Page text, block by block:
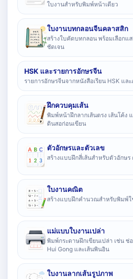
ใบงานสำหรับพิมพ์หน้าเดียว
ใบงานบทกลอนจีนคลาสสิก
สร้างใบคัดบทกลอน พร้อมเลือกแ
ชัดเจน
HSK และรายการอักษรจีน
รายการอักษรจีนจากหนังสือเรียน HSK แล
ฝึกควบคุมเส้น
พิมพ์หน้าฝึกลากเส้นตรง เส้นโค้ง
ดินสอก่อนเขียน
ตัวอักษรและตัวเลข
สร้างแบบฝึกสี่เส้นสำหรับตัวอักษ
ใบงานคณิต
สร้างแบบฝึกคำนวณสำหรับพิมพ์
แม่แบบใบงานเปล่า
พิมพ์กระดาษฝึกเขียนเปล่า เช่น ช่
Hui Gong และเส้นพินอิน
ใบงานลากเส้นรูปภาพ